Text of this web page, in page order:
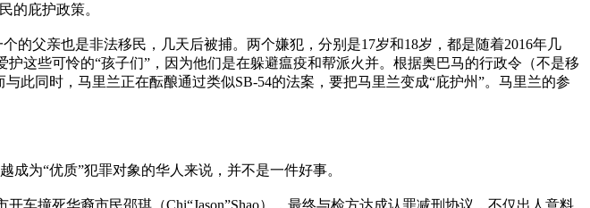
的庇护政策。
父亲也是非法移民，几天后被捕。两个嫌犯，分别是17岁和18岁，都是随着2016年几
这些可怜的“孩子们”，因为他们是在躲避瘟疫和帮派火并。根据奥巴马的行政令（不是移
此同时，马里兰正在酝酿通过类似SB-54的法案，要把马里兰变成“庇护州”。马里兰的参
为“优质”犯罪对象的华人来说，并不是一件好事。
撞死华裔市民邵琪（Chi“Jason”Shao），最终与检方达成认罪减刑协议，不仅出人意料